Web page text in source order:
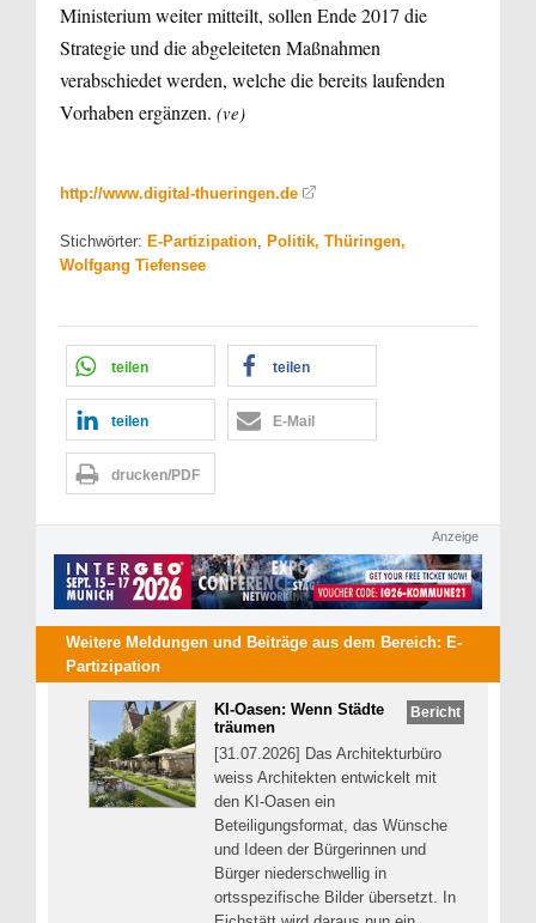
Ministerium weiter mitteilt, sollen Ende 2017 die
Strategie und die abgeleiteten Maßnahmen
verabschiedet werden, welche die bereits laufenden
Vorhaben ergänzen. (ve)
http://www.digital-thueringen.de
Stichwörter: E-Partizipation, Politik, Thüringen,
Wolfgang Tiefensee
teilen teilen
teilen E-Mail
drucken/PDF
Anzeige
Weitere Meldungen und Beiträge aus dem Bereich: E-
Partizipation
Bericht
KI-Oasen: Wenn Städte
träumen
[31.07.2026] Das Architekturbüro
weiss Architekten entwickelt mit
den KI-Oasen ein
Beteiligungsformat, das Wünsche
und Ideen der Bürgerinnen und
Bürger niederschwellig in
ortsspezifische Bilder übersetzt. In